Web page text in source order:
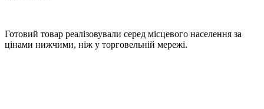
Готовий товар реалізовували серед місцевого населення за
цінами нижчими, ніж у торговельній мережі.